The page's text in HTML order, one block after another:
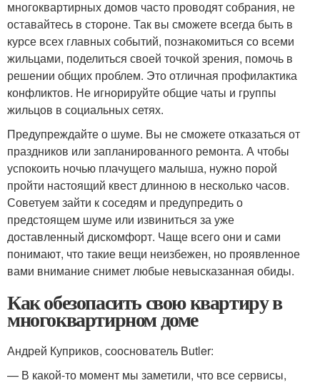
многоквартирных домов часто проводят собрания, не
оставайтесь в стороне. Так вы сможете всегда быть в
курсе всех главных событий, познакомиться со всеми
жильцами, поделиться своей точкой зрения, помочь в
решении общих проблем. Это отличная профилактика
конфликтов. Не игнорируйте общие чаты и группы
жильцов в социальных сетях.
Предупреждайте о шуме. Вы не сможете отказаться от
праздников или запланированного ремонта. А чтобы
успокоить ночью плачущего малыша, нужно порой
пройти настоящий квест длинною в несколько часов.
Советуем зайти к соседям и предупредить о
предстоящем шуме или извиниться за уже
доставленный дискомфорт. Чаще всего они и сами
понимают, что такие вещи неизбежен, но проявленное
вами внимание снимет любые невысказанная обиды.
Как обезопасить свою квартиру в
многоквартирном доме
Андрей Куприков, сооснователь Butler:
— В какой-то момент мы заметили, что все сервисы,